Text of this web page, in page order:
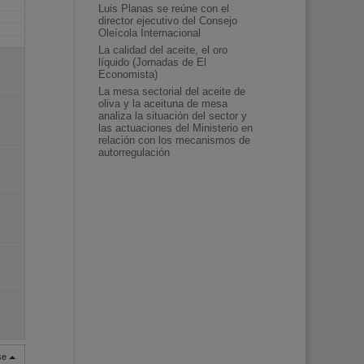
Luis Planas se reúne con el
director ejecutivo del Consejo
Oleícola Internacional
La calidad del aceite, el oro
líquido (Jornadas de El
Economista)
La mesa sectorial del aceite de
oliva y la aceituna de mesa
analiza la situación del sector y
las actuaciones del Ministerio en
relación con los mecanismos de
autorregulación